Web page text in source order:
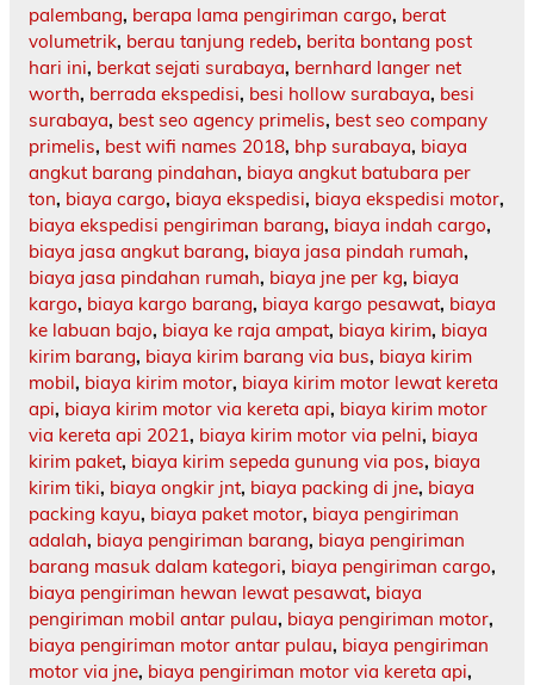
palembang, berapa lama pengiriman cargo, berat
volumetrik, berau tanjung redeb, berita bontang post
hari ini, berkat sejati surabaya, bernhard langer net
worth, berrada ekspedisi, besi hollow surabaya, besi
surabaya, best seo agency primelis, best seo company
primelis, best wifi names 2018, bhp surabaya, biaya
angkut barang pindahan, biaya angkut batubara per
ton, biaya cargo, biaya ekspedisi, biaya ekspedisi motor,
biaya ekspedisi pengiriman barang, biaya indah cargo,
biaya jasa angkut barang, biaya jasa pindah rumah,
biaya jasa pindahan rumah, biaya jne per kg, biaya
kargo, biaya kargo barang, biaya kargo pesawat, biaya
ke labuan bajo, biaya ke raja ampat, biaya kirim, biaya
kirim barang, biaya kirim barang via bus, biaya kirim
mobil, biaya kirim motor, biaya kirim motor lewat kereta
api, biaya kirim motor via kereta api, biaya kirim motor
via kereta api 2021, biaya kirim motor via pelni, biaya
kirim paket, biaya kirim sepeda gunung via pos, biaya
kirim tiki, biaya ongkir jnt, biaya packing di jne, biaya
packing kayu, biaya paket motor, biaya pengiriman
adalah, biaya pengiriman barang, biaya pengiriman
barang masuk dalam kategori, biaya pengiriman cargo,
biaya pengiriman hewan lewat pesawat, biaya
pengiriman mobil antar pulau, biaya pengiriman motor,
biaya pengiriman motor antar pulau, biaya pengiriman
motor via jne, biaya pengiriman motor via kereta api,